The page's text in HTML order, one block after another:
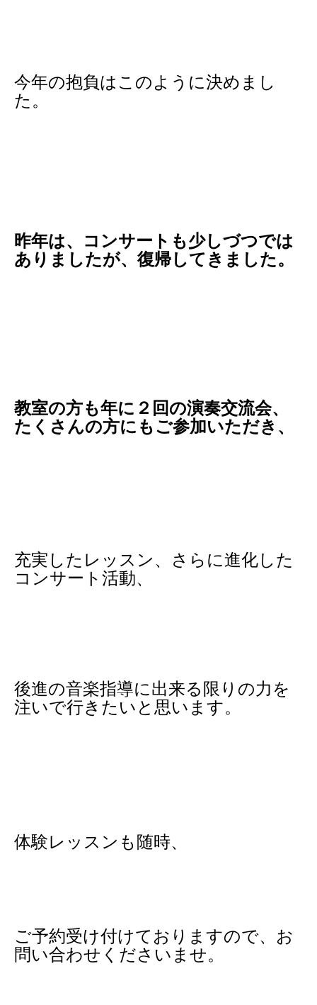
今年の抱負はこのように決めまし
た。
昨年は、コンサートも少しづつでは
ありましたが、復帰してきました。
教室の方も年に２回の演奏交流会、
たくさんの方にもご参加いただき、
充実したレッスン、さらに進化した
コンサート活動、
後進の音楽指導に出来る限りの力を
注いで行きたいと思います。
体験レッスンも随時、
ご予約受け付けておりますので、お
問い合わせくださいませ。